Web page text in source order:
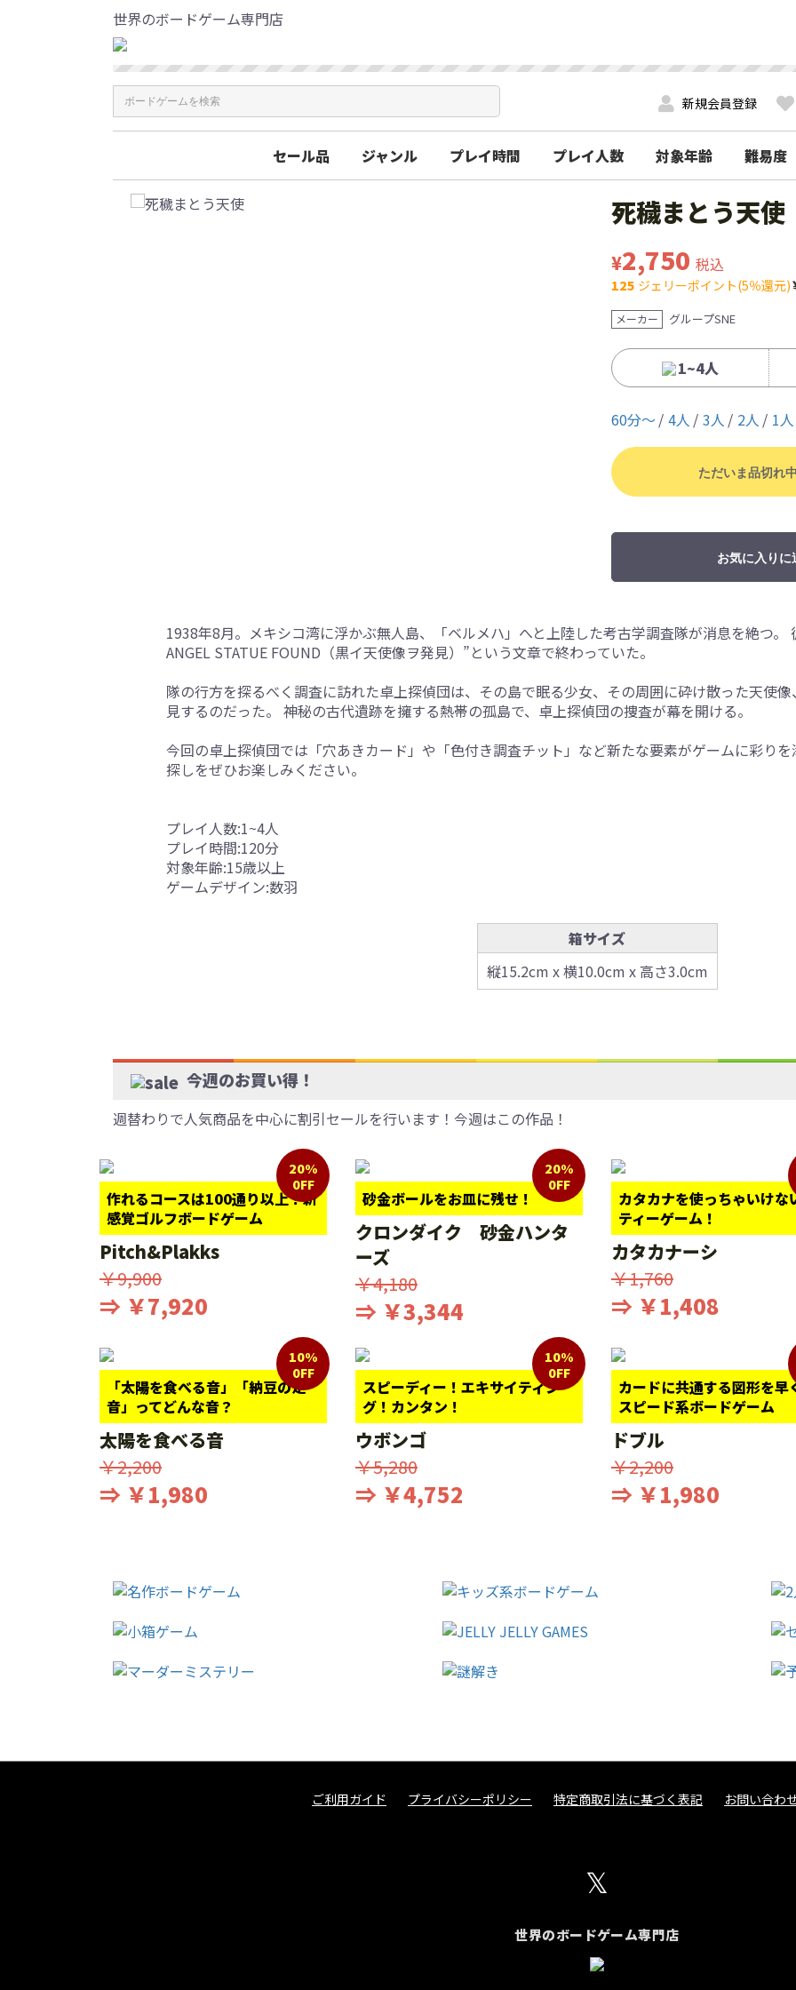
世界のボードゲーム専門店
新規会員登録
セール品 ジャンル プレイ時間 プレイ人数 対象年齢 難易度
死穢まとう天使
¥2,750 税込
125 ジェリーポイント(5％還元)
メーカー グループSNE
1~4人
60分〜 4人 3人 2人 1人
ただいま品切れ中
お気に入りに
1938年8月。メキシコ湾に浮かぶ無人島、「ベルメハ」へと上陸した考古学調査隊が消息を絶つ。
ANGEL STATUE FOUND（黒イ天使像ヲ発見）”という文章で終わっていた。
隊の行方を探るべく調査に訪れた卓上探偵団は、その島で眠る少女、その周囲に砕け散った天使
見するのだった。 神秘の古代遺跡を擁する熱帯の孤島で、卓上探偵団の捜査が幕を開ける。
今回の卓上探偵団では「穴あきカード」や「色付き調査チット」など新たな要素がゲームに彩り
探しをぜひお楽しみください。
プレイ人数:1~4人
プレイ時間:120分
対象年齢:15歳以上
ゲームデザイン:数羽
箱サイズ
縦15.2cm x 横10.0cm x 高さ3.0cm
今週のお買い得！
週替わりで人気商品を中心に割引セールを行います！今週はこの作品！
作れるコースは100通り以上！新
感覚ゴルフボードゲーム
20%
0FF
Pitch&Plakks
￥9,900
⇒ ￥7,920
砂金ボールをお皿に残せ！
20%
0FF
クロンダイク 砂金ハンタ
ーズ
￥4,180
⇒ ￥3,344
カタカナを使っちゃいけな
ティーゲーム！
カタカナーシ
￥1,760
⇒ ￥1,408
「太陽を食べる音」「納豆の足
音」ってどんな音？
10%
0FF
太陽を食べる音
￥2,200
⇒ ￥1,980
スピーディー！エキサイティン
グ！カンタン！
10%
0FF
ウボンゴ
￥5,280
⇒ ￥4,752
カードに共通する図形を早
スピード系ボードゲーム
ドブル
￥2,200
⇒ ￥1,980
ご利用ガイド プライバシーポリシー 特定商取引法に基づく表記 お問い合わ
𝕏
世界のボードゲーム専門店